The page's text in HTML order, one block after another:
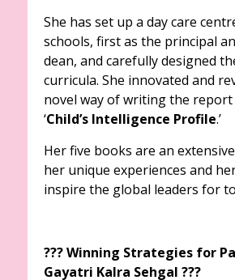
She has set up a day care
schools, first as the principal
dean, and carefully designed
curricula. She innovated and
novel way of writing the report
‘Child’s Intelligence Profile.’
Her five books are an
her unique experiences and
inspire the global leaders for
??‍? Winning Strategies for
Gayatri Kalra Sehgal ??‍?